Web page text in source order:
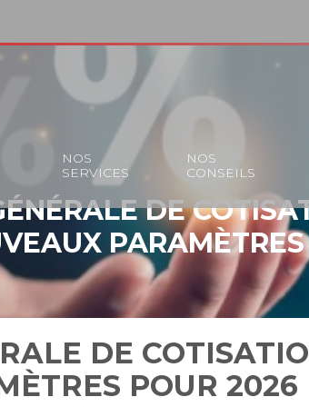
NOS
SERVICES
NOS
CONSEILS
DE
DE
POUR 2026